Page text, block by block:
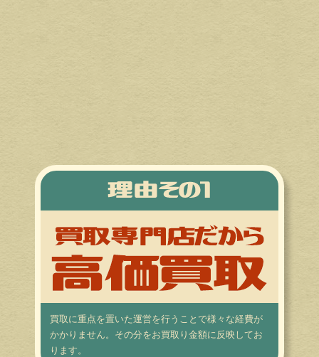
買取に重点を置いた運営を行うことで様々な経費が
かかりません。その分をお買取り金額に反映してお
ります。